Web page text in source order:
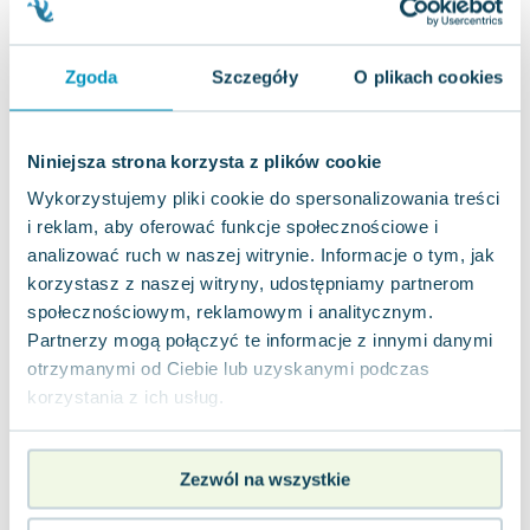
Zgoda Szczegóły O plikach cookies
Niniejsza strona korzysta z plików cookie
Wykorzystujemy pliki cookie do spersonalizowania treści
i reklam, aby oferować funkcje społecznościowe i
analizować ruch w naszej witrynie. Informacje o tym, jak
korzystasz z naszej witryny, udostępniamy partnerom
społecznościowym, reklamowym i analitycznym.
Partnerzy mogą połączyć te informacje z innymi danymi
otrzymanymi od Ciebie lub uzyskanymi podczas
korzystania z ich usług.
Zezwól na wszystkie
Joseph Murphy
Jan Sztaudynger
Aleksander Puszkin
Oscar Wilde
Maddie Ziegler
Leszek Czarnecki
Joanna Racewicz
Maria Seweryn
Janina Zającówna
Eric Helms
Anna Prus (oprac.)
Nela Mała Reporterka
Barbara Wrzesińska
Virginia Woolf